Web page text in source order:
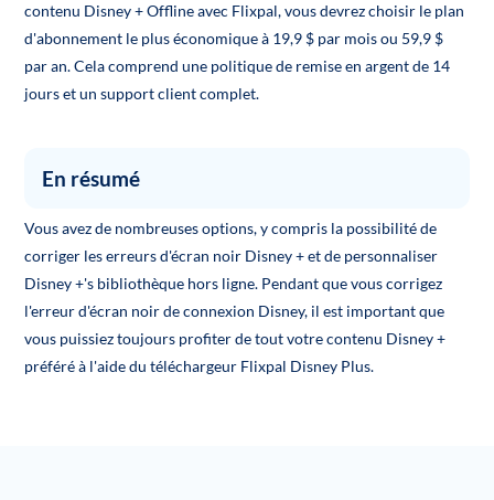
contenu Disney + Offline avec Flixpal, vous devrez choisir le plan
d'abonnement le plus économique à 19,9 $ par mois ou 59,9 $
par an. Cela comprend une politique de remise en argent de 14
jours et un support client complet.
En résumé
Vous avez de nombreuses options, y compris la possibilité de
corriger les erreurs d'écran noir Disney + et de personnaliser
Disney +'s bibliothèque hors ligne. Pendant que vous corrigez
l'erreur d'écran noir de connexion Disney, il est important que
vous puissiez toujours profiter de tout votre contenu Disney +
préféré à l'aide du téléchargeur Flixpal Disney Plus.